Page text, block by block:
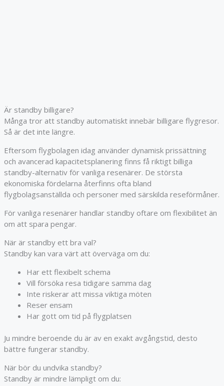
Är standby billigare?
Många tror att standby automatiskt innebär billigare flygresor.
Så är det inte längre.
Eftersom flygbolagen idag använder dynamisk prissättning
och avancerad kapacitetsplanering finns få riktigt billiga
standby-alternativ för vanliga resenärer. De största
ekonomiska fördelarna återfinns ofta bland
flygbolagsanställda och personer med särskilda reseförmåner.
För vanliga resenärer handlar standby oftare om flexibilitet än
om att spara pengar.
När är standby ett bra val?
Standby kan vara värt att överväga om du:
Har ett flexibelt schema
Vill försöka resa tidigare samma dag
Inte riskerar att missa viktiga möten
Reser ensam
Har gott om tid på flygplatsen
Ju mindre beroende du är av en exakt avgångstid, desto
bättre fungerar standby.
När bör du undvika standby?
Standby är mindre lämpligt om du: